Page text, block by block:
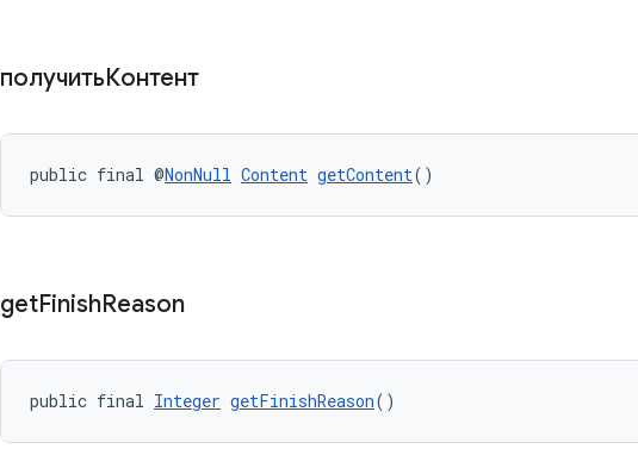
получитьКонтент
public final @NonNull Content getContent()
getFinishReason
public final Integer getFinishReason()